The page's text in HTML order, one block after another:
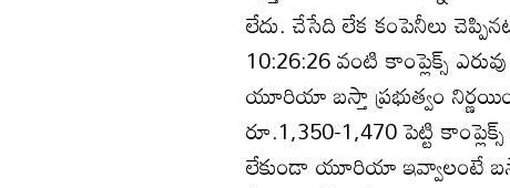
లేదు. చేసేది లేక కంపెనీలు
10:26:26 వంటి కాంప్లెక్స్‌
యూరియా బస్తా ప్రభుత్వం
రూ.1,350-1,470 పెట్టి
లేకుండా యూరియా ఇవ్వాలంటే